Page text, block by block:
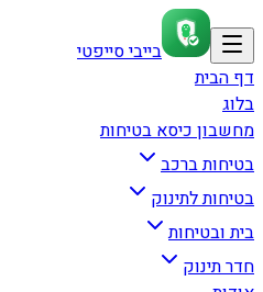
בייבי סייפטי
דף הבית
בלוג
מחשבון כיסא בטיחות
בטיחות ברכב
בטיחות לתינוק
בית ובטיחות
חדר תינוק